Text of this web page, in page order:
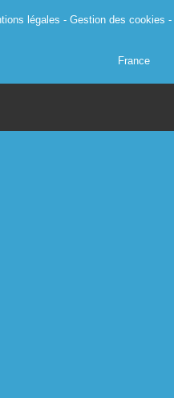
légales - Gestion des cookies -
France